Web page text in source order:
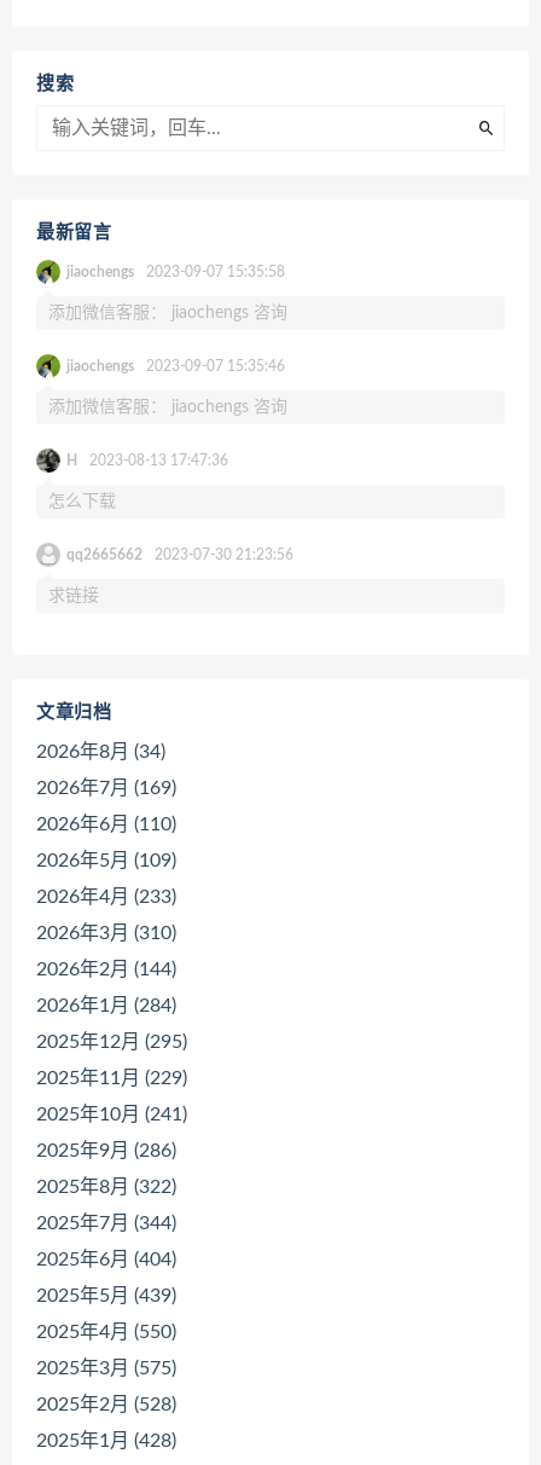
搜索
最新留言
jiaochengs 2023-09-07 15:35:58
添加微信客服： jiaochengs 咨询
jiaochengs 2023-09-07 15:35:46
添加微信客服： jiaochengs 咨询
H 2023-08-13 17:47:36
怎么下载
qq2665662 2023-07-30 21:23:56
求链接
文章归档
2026年8月 (34)
2026年7月 (169)
2026年6月 (110)
2026年5月 (109)
2026年4月 (233)
2026年3月 (310)
2026年2月 (144)
2026年1月 (284)
2025年12月 (295)
2025年11月 (229)
2025年10月 (241)
2025年9月 (286)
2025年8月 (322)
2025年7月 (344)
2025年6月 (404)
2025年5月 (439)
2025年4月 (550)
2025年3月 (575)
2025年2月 (528)
2025年1月 (428)